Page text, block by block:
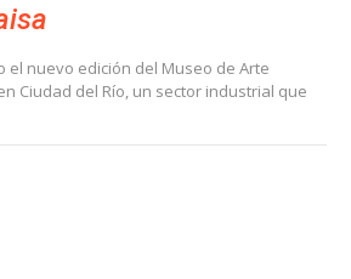
el nuevo edición del Museo de Arte
Ciudad del Río, un sector industrial que